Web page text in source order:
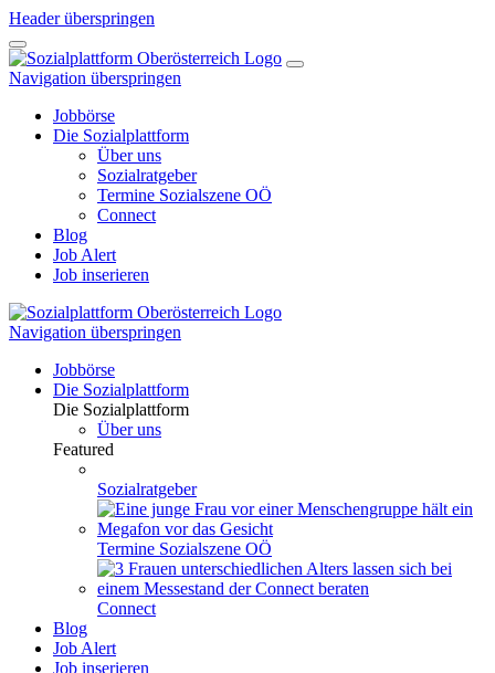
Header überspringen
Navigation überspringen
Jobbörse
Die Sozialplattform
Über uns
Sozialratgeber
Termine Sozialszene OÖ
Connect
Blog
Job Alert
Job inserieren
Navigation überspringen
Jobbörse
Die Sozialplattform
Die Sozialplattform
Über uns
Featured
Sozialratgeber
Termine Sozialszene OÖ
Connect
Blog
Job Alert
Job inserieren